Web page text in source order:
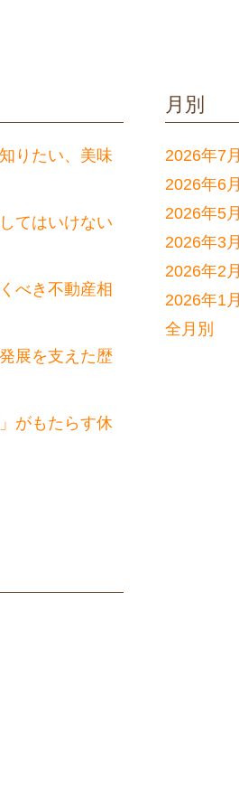
りたい、美味
てはいけない
べき不動産相
展を支えた歴
がもたらす休
月別
2026年7月
2026年6月
2026年5月
2026年3月
2026年2月
2026年1月
全月別